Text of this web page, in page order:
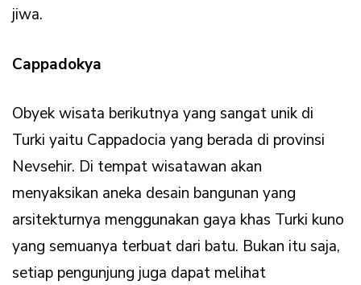
jiwa.
Cappadokya
Obyek wisata berikutnya yang sangat unik di
Turki yaitu Cappadocia yang berada di provinsi
Nevsehir. Di tempat wisatawan akan
menyaksikan aneka desain bangunan yang
arsitekturnya menggunakan gaya khas Turki kuno
yang semuanya terbuat dari batu. Bukan itu saja,
setiap pengunjung juga dapat melihat